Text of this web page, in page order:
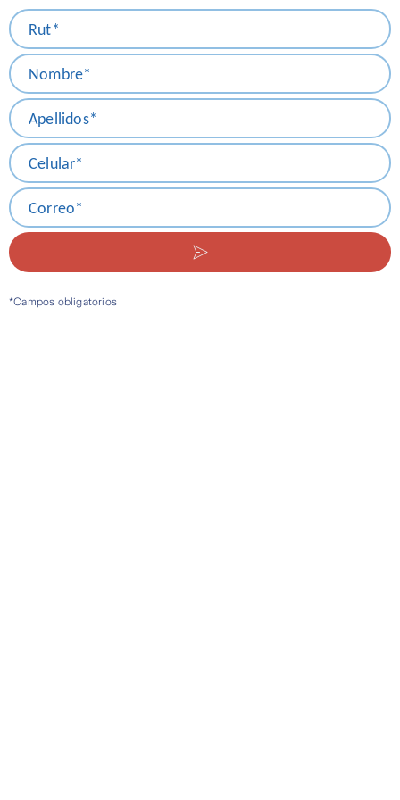
Rut*
Nombre*
Apellidos*
Celular*
Correo*
*Campos obligatorios